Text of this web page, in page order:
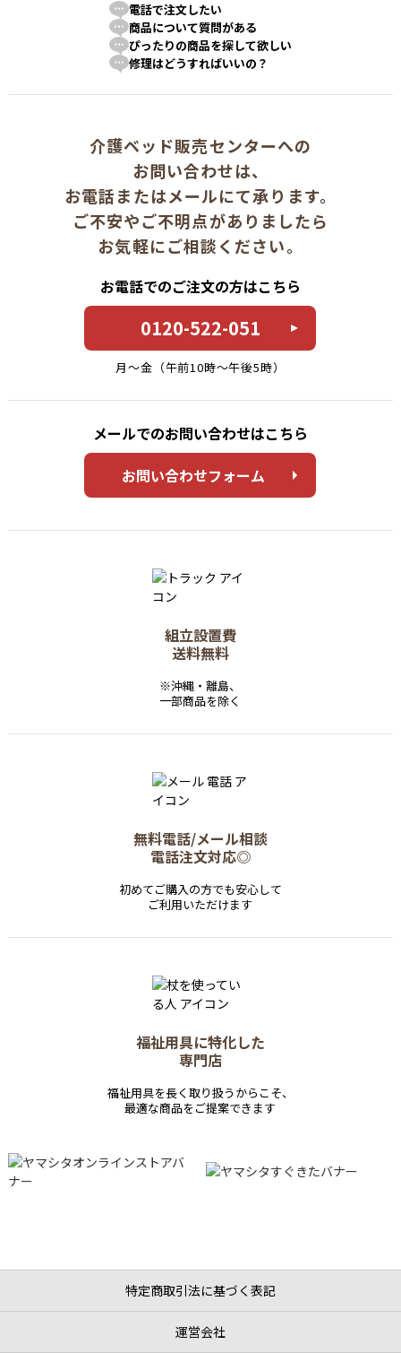
電話で注文したい
商品について質問がある
ぴったりの商品を探して欲しい
修理はどうすればいいの？
介護ベッド販売センターへの
お問い合わせは、
お電話またはメールにて承ります。
ご不安やご不明点がありましたら
お気軽にご相談ください。
お電話でのご注文の方はこちら
0120-522-051
月〜金（午前10時〜午後5時）
メールでのお問い合わせはこちら
お問い合わせフォーム
組立設置費
送料無料
※沖縄・離島、
一部商品を除く
無料電話/メール相談
電話注文対応◎
初めてご購入の方でも安心して
ご利用いただけます
福祉用具に特化した
専門店
福祉用具を長く取り扱うからこそ、
最適な商品をご提案できます
特定商取引法に基づく表記
運営会社